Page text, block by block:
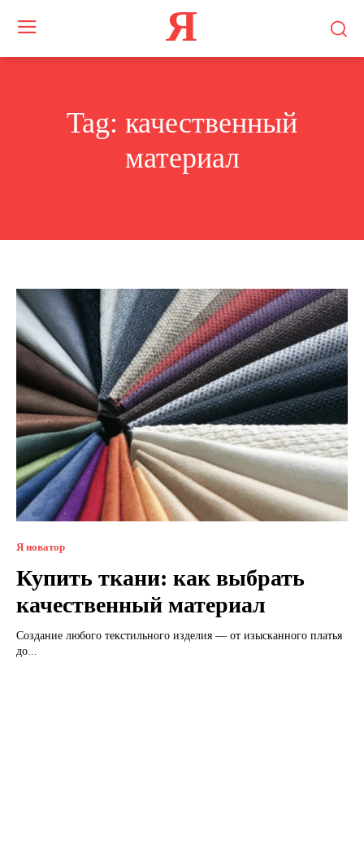
Я
Tag: качественный
материал
Я новатор
Купить ткани: как выбрать
качественный материал
Создание любого текстильного изделия — от изысканного платья
до...